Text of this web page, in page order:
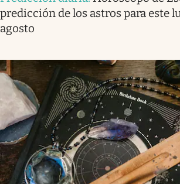
predicción de los astros para este
agosto